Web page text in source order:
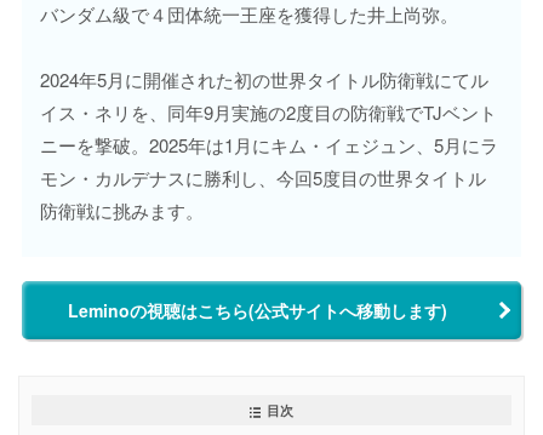
バンダム級で４団体統一王座を獲得した井上尚弥。
2024年5月に開催された初の世界タイトル防衛戦にてル
イス・ネリを、同年9月実施の2度目の防衛戦でTJベント
ニーを撃破。2025年は1月にキム・イェジュン、5月にラ
モン・カルデナスに勝利し、今回5度目の世界タイトル
防衛戦に挑みます。
Leminoの視聴はこちら(公式サイトへ移動します)
目次